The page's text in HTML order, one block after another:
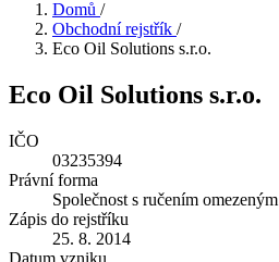
Domů /
Obchodní rejstřík /
Eco Oil Solutions s.r.o.
Eco Oil Solutions s.r.o.
IČO
03235394
Právní forma
Společnost s ručením omezeným
Zápis do rejstříku
25. 8. 2014
Datum vzniku